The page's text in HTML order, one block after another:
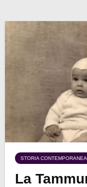
STORIA CONTEMPORANEA
La